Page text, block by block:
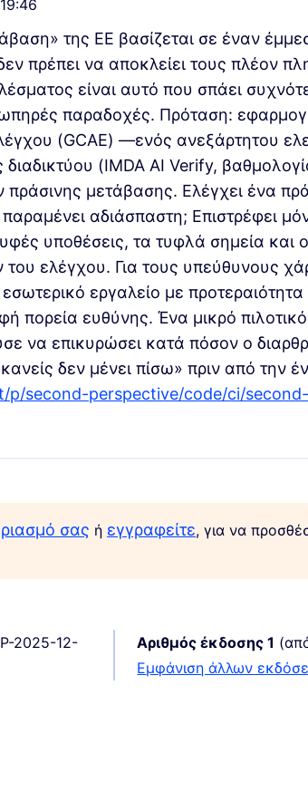
της ΕΕ βασίζεται σε έναν
πρέπει να αποκλείει τους πλέον
είναι αυτό που σπάει
παραδοχές. Πρόταση:
(GCAE) —ενός ανεξάρτητου
(IMDA AI Verify,
μετάβασης. Ελέγχει ένα
αδιάσπαστη; Επιστρέφει
υποθέσεις, τα τυφλά σημεία και
του ελέγχου. Για τους υπεύθυνους
εργαλείο με
πορεία ευθύνης. Ένα μικρό
να επικυρώσει κατά πόσον ο
δεν μένει πίσω» πριν από την
p/second-perspective/code/ci/
σας ή εγγραφείτε, για να
2025-12-
Αριθμός έκδοσης 1
εμφάνιση άλλων